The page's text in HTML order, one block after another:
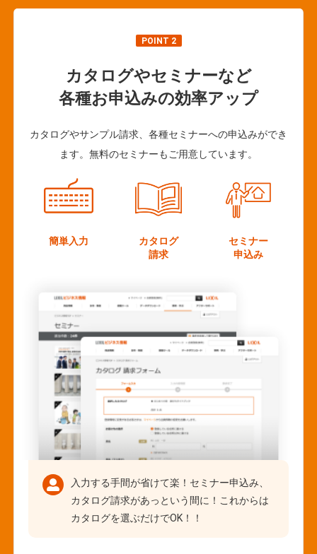
POINT 2
カタログやセミナーなど
各種お申込みの効率アップ
カタログやサンプル請求、各種セミナーへの申込みができ
ます。無料のセミナーもご用意しています。
簡単入力
カタログ
請求
セミナー
申込み
入力する手間が省けて楽！セミナー申込み、
カタログ請求があっという間に！これからは
カタログを選ぶだけでOK！！